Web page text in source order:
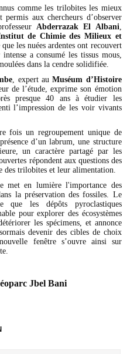
comme les trilobites les mieux
permis aux chercheurs d’observer
Abderrazak El Albani,
de Chimie des Milieux et
les nuées ardentes ont recouvert
a consumé les tissus mous,
dans la cendre solidifiée.
, expert auMuséum d’Histoire
de l’étude, exprime son émotion
presque 40 ans à étudier les
l’impression de les voir vivants
fois un regroupement unique de
d’un labrum, une structure
un caractère partagé par les
répondent aux questions des
des trilobites et leur alimentation.
met en lumière l'importance des
la préservation des fossiles. Le
que les dépôts pyroclastiques
pour explorer des écosystèmes
les spécimens, et annonce
devenir des cibles de choix
fenêtre s’ouvre ainsi sur
Jbel Bani